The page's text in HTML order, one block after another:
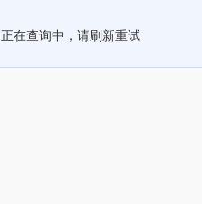
正在查询中，请刷新重试